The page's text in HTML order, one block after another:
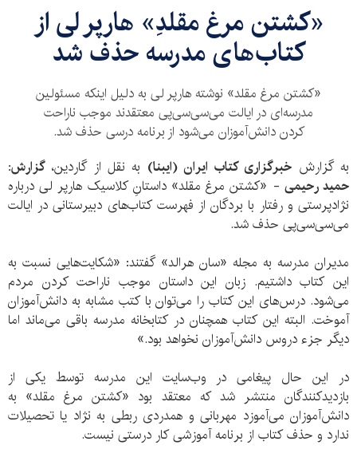
«کشتن مرغ مقلدِ» هارپر لی از
کتاب‌های مدرسه حذف شد
«کشتن مرغ مقلد» نوشته هارپر لی به دلیل اینکه مسئولین
مدرسه‌ای در ایالت می‌سی‌سی‌پی معتقدند موجب ناراحت
کردن دانش‌آموزان می‌شود از برنامه درسی حذف شد.
به گزارش خبرگزاری کتاب ایران (ایبنا) به نقل از گاردین،گزارش:
حمید رحیمی - «کشتن مرغ مقلد» داستانِ کلاسیک هارپر لی درباره
نژادپرستی و رفتار با بردگان از فهرست کتاب‌های دبیرستانی در ایالت
می‌سی‌سی‌پی حذف شد.
مدیران مدرسه به مجله «سان هرالد» گفتند: «شکایت‌هایی نسبت به
این کتاب داشتیم. زبان این داستان موجب ناراحت کردن مردم
می‌شود. درس‌های این کتاب را می‌توان با کتب مشابه به دانش‌آموزان
آموخت. البته این کتاب همچنان در کتابخانه مدرسه باقی می‌ماند اما
دیگر جزء دروس دانش‌آموزان نخواهد بود.»
در این حال پیغامی در وب‌سایت این مدرسه توسط یکی از
بازدیدکنندگان منتشر شد که معتقد بود «کشتن مرغ مقلد» به
دانش‌آموزان می‌آموزد مهربانی و همدردی ربطی به نژاد یا تحصیلات
ندارد و حذف کتاب از برنامه آموزشی کار درستی نیست.